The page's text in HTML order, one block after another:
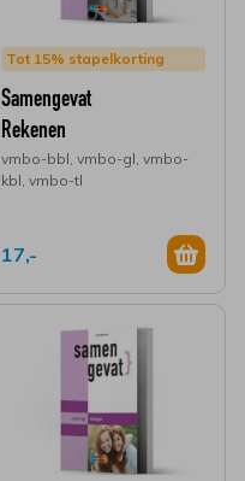
Tot 15% stapelkorting
Samengevat
Rekenen
vmbo-bbl, vmbo-gl, vmbo-
kbl, vmbo-tl
17,-